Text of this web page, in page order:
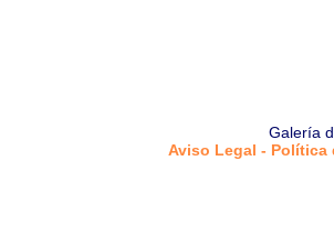
Galería
Aviso Legal -